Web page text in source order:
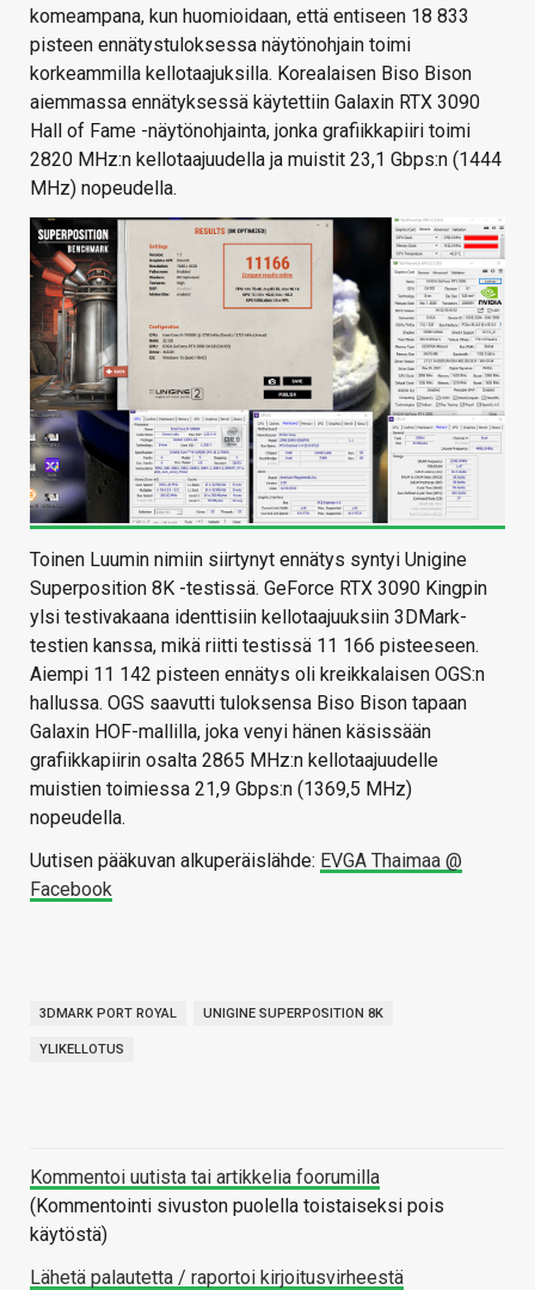
komeampana, kun huomioidaan, että entiseen 18 833
pisteen ennätystuloksessa näytönohjain toimi
korkeammilla kellotaajuksilla. Korealaisen Biso Bison
aiemmassa ennätyksessä käytettiin Galaxin RTX 3090
Hall of Fame -näytönohjainta, jonka grafiikkapiiri toimi
2820 MHz:n kellotaajuudella ja muistit 23,1 Gbps:n (1444
MHz) nopeudella.
Toinen Luumin nimiin siirtynyt ennätys syntyi Unigine
Superposition 8K -testissä. GeForce RTX 3090 Kingpin
ylsi testivakaana identtisiin kellotaajuuksiin 3DMark-
testien kanssa, mikä riitti testissä 11 166 pisteeseen.
Aiempi 11 142 pisteen ennätys oli kreikkalaisen OGS:n
hallussa. OGS saavutti tuloksensa Biso Bison tapaan
Galaxin HOF-mallilla, joka venyi hänen käsissään
grafiikkapiirin osalta 2865 MHz:n kellotaajuudelle
muistien toimiessa 21,9 Gbps:n (1369,5 MHz)
nopeudella.
Uutisen pääkuvan alkuperäislähde: EVGA Thaimaa @
Facebook
3DMARK PORT ROYAL UNIGINE SUPERPOSITION 8K
YLIKELLOTUS
Kommentoi uutista tai artikkelia foorumilla
(Kommentointi sivuston puolella toistaiseksi pois
käytöstä)
Lähetä palautetta / raportoi kirjoitusvirheestä